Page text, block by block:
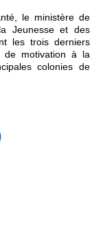
le ministère de
Jeunesse et des
les trois derniers
de motivation à la
colonies de